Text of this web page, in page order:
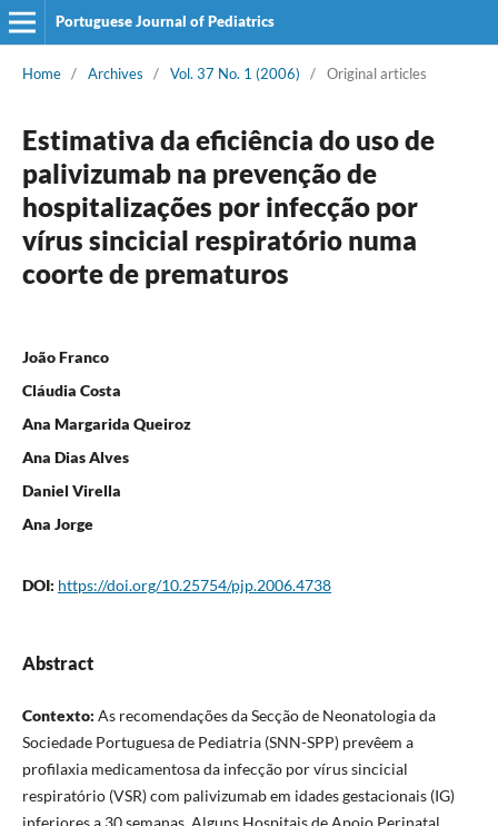
Portuguese Journal of Pediatrics
Home / Archives / Vol. 37 No. 1 (2006) / Original articles
Estimativa da eficiência do uso de
palivizumab na prevenção de
hospitalizações por infecção por
vírus sincicial respiratório numa
coorte de prematuros
João Franco
Cláudia Costa
Ana Margarida Queiroz
Ana Dias Alves
Daniel Virella
Ana Jorge
DOI: https://doi.org/10.25754/pjp.2006.4738
Abstract
Contexto: As recomendações da Secção de Neonatologia da
Sociedade Portuguesa de Pediatria (SNN-SPP) prevêem a
profilaxia medicamentosa da infecção por vírus sincicial
respiratório (VSR) com palivizumab em idades gestacionais (IG)
inferiores a 30 semanas. Alguns Hospitais de Apoio Perinatal